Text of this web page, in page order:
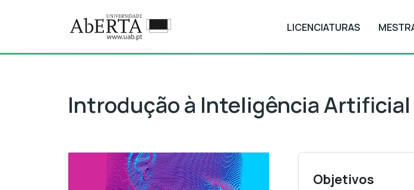
Ir para o conteúdo principal LICENCIATURAS
Introdução à Inteligência Artificial
Objetivos